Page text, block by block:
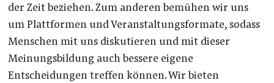
der Zeit beziehen. Zum anderen bemühen wir uns
um Plattformen und Veranstaltungsformate, sodass
Menschen mit uns diskutieren und mit dieser
Meinungsbildung auch bessere eigene
Entscheidungen treffen können. Wir bieten